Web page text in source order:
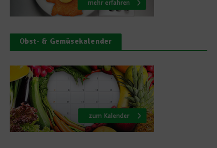
Obst- & Gemüsekalender